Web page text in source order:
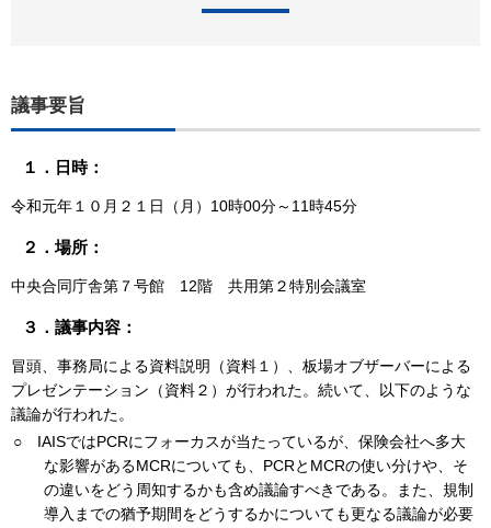
議事要旨
１．日時：
令和元年１０月２１日（月）10時00分～11時45分
２．場所：
中央合同庁舎第７号館 12階 共用第２特別会議室
３．議事内容：
冒頭、事務局による資料説明（資料１）、板場オブザーバーによる
プレゼンテーション（資料２）が行われた。続いて、以下のような
議論が行われた。
IAISではPCRにフォーカスが当たっているが、保険会社へ多大
な影響があるMCRについても、PCRとMCRの使い分けや、そ
の違いをどう周知するかも含め議論すべきである。また、規制
導入までの猶予期間をどうするかについても更なる議論が必要